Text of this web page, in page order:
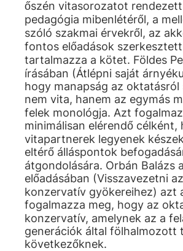
őszén vitasorozatot
pedagógia mibenlétéről, a
szóló szakmai érvekről, az
fontos előadások
tartalmazza a kötet. Földes
írásában (Átlépni saját
hogy manapság az oktatásról
nem vita, hanem az egymás
felek monológja. Azt
minimálisan elérendő célként,
vitapartnerek legyenek
eltérő álláspontok
átgondolására. Orbán Balázs
előadásában (Visszavezetni
konzervatív gyökereihez) azt
fogalmazza meg, hogy az
konzervatív, amelynek az a
generációk által fölhalmozott
következőknek.